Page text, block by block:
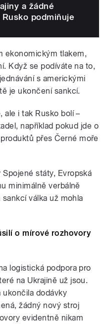
a žádné
podmiňuje
ekonomickým tlakem,
Když se podíváte na to,
s americkými
je ukončení sankcí.
ale i tak Rusko bolí –
například pokud jde o
přes Černé moře
státy, Evropská
minimálně verbálně
válka už mohla
o mírové rozhovory
logistická podpora pro
na Ukrajině už jsou.
ukončila dodávky
žádný nový stroj
evidentně nikam